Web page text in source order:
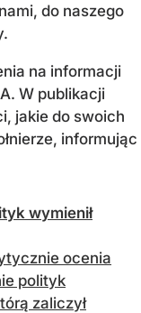
do naszego
na informacji
W publikacji
jakie do swoich
informując
wymienił
ocenia
polityk
zaliczył